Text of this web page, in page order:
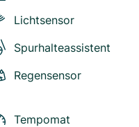
Lichtsensor
Spurhalteassistent
Regensensor
Tempomat